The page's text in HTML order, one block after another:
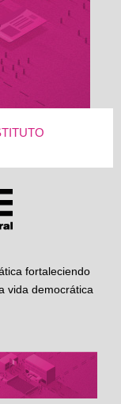
fortaleciendo
vida democrática